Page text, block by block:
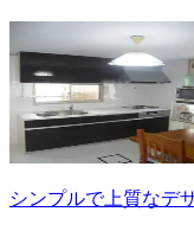
シンプルで上質なデ